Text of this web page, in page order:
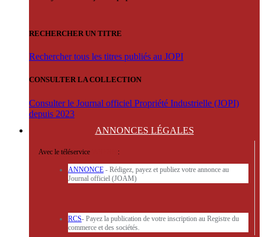
RECHERCHER UN TITRE
Rechercher tous les titres publiés au JOPI
CONSULTER LA COLLECTION
Consulter le Journal officiel Propriété Industrielle (JOPI)
depuis 2023
ANNONCES LÉGALES
Avec le téléservice :
ANNONCE - Rédigez, payez et publiez votre annonce au
Journal officiel (JOAM)
RCS- Payez la publication de votre inscription au Registre du
commerce et des sociétés.